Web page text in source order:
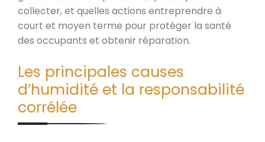
collecter, et quelles actions entreprendre à
court et moyen terme pour protéger la santé
des occupants et obtenir réparation.
Les principales causes
d’humidité et la responsabilité
corrélée